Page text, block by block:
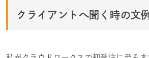
クライアントへ聞く時の文例